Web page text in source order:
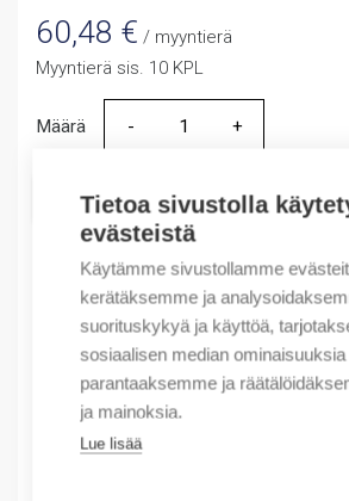
Tietoa sivustolla
evästeistä
Käytämme sivustollamme
kerätäksemme ja
suorituskykyä ja käyttöä,
sosiaalisen median
parantaaksemme ja
ja mainoksia.
Lue lisää
60,48 € / myyntierä
Myyntierä sis. 10 KPL
Määrä
Määrä
LISÄÄ OSTOSKORIIN
Tuotekoodit
Product order number: 465290120040
Valmistajan tuotenumero:
Sähkönumero: 2715018